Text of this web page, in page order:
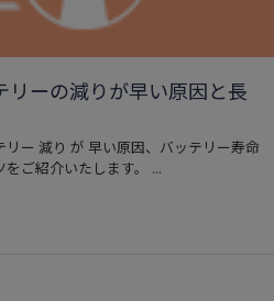
リーの減りが早い原因と長
ー 減り が 早い原因、バッテリー寿命
ご紹介いたします。 ...